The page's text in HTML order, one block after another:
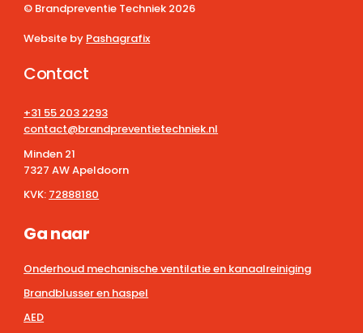
© Brandpreventie Techniek 2026
Website by Pashagrafix
Contact
+31 55 203 2293
contact@brandpreventietechniek.nl
Minden 21
7327 AW Apeldoorn
KVK: 72888180
Ga naar
Onderhoud mechanische ventilatie en kanaalreiniging
Brandblusser en haspel
AED